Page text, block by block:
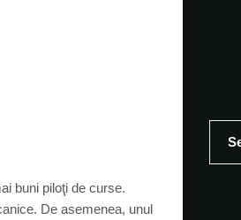
buni piloţi de curse.
De asemenea, unul